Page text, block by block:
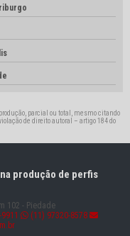
parcial ou total, mesmo citando
de direito autoral – artigo 184 do
produção de perfis
102 - Piedade
(11) 97320-8578